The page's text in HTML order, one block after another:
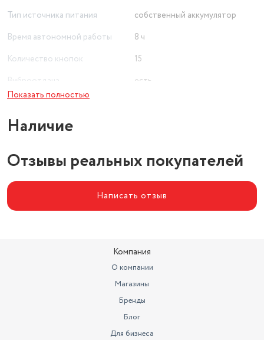
Тип источника питания
собственный аккумулятор
Время автономной работы
8 ч
Количество кнопок
15
есть
Показать полностью
Наличие
Отзывы реальных покупателей
Написать отзыв
Компания
О компании
Магазины
Бренды
Блог
Для бизнеса